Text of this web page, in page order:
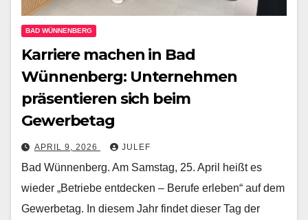
BAD WÜNNENBERG
Karriere machen in Bad
Wünnenberg: Unternehmen
präsentieren sich beim
Gewerbetag
APRIL 9, 2026 JULEF
Bad Wünnenberg. Am Samstag, 25. April heißt es
wieder „Betriebe entdecken – Berufe erleben“ auf dem
Gewerbetag. In diesem Jahr findet dieser Tag der